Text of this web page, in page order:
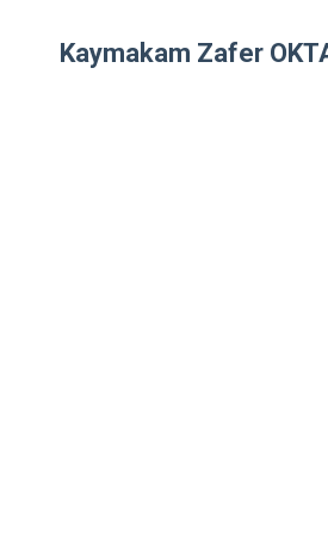
Kaymakam Zafer